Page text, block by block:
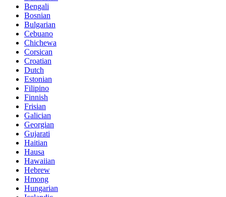
Bengali
Bosnian
Bulgarian
Cebuano
Chichewa
Corsican
Croatian
Dutch
Estonian
Filipino
Finnish
Frisian
Galician
Georgian
Gujarati
Haitian
Hausa
Hawaiian
Hebrew
Hmong
Hungarian